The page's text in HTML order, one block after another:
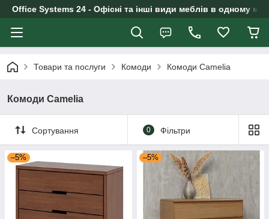
Office Systems 24 - Офісні та інші види меблів в одному
Товари та послуги Комоди Комоди Camelia
Комоди Camelia
Сортування 0 Фільтри
–5% –5%